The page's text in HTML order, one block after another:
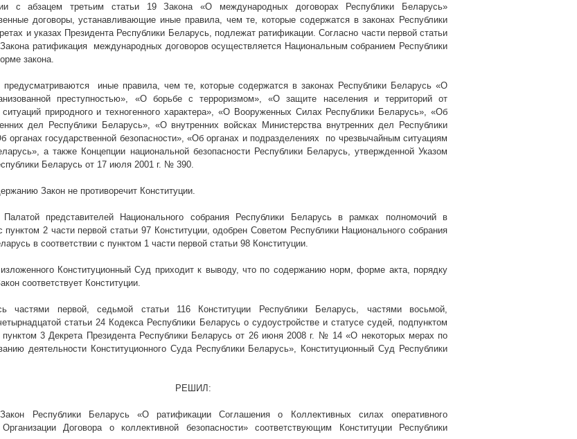
с абзацем третьим статьи 19 Закона «О международных договорах Республики Беларусь»
договоры, устанавливающие иные правила, чем те, которые содержатся в законах Республики
и указах Президента Республики Беларусь, подлежат ратификации. Согласно части первой статьи
ратификация
международных договоров осуществляется Национальным собранием Республики
закона.
иные правила, чем те, которые содержатся в законах Республики Беларусь «О
преступностью», «О борьбе с терроризмом», «О защите населения и территорий от
природного и техногенного характера», «О Вооруженных Силах Республики Беларусь», «Об
дел Республики Беларусь», «О внутренних войсках Министерства внутренних дел Республики
органах государственной безопасности», «Об органах и подразделениях
по чрезвычайным ситуациям
а также Концепции национальной безопасности Республики Беларусь, утвержденной Указом
Беларусь от 17 июля 2001 г. № 390.
Закон не противоречит Конституции.
Палатой представителей Национального собрания Республики Беларусь в рамках полномочий в
пунктом 2 части первой статьи 97 Конституции, одобрен Советом Республики Национального собрания
в соответствии с пунктом 1 части первой статьи 98 Конституции.
Конституционный Суд приходит к выводу, что по содержанию норм, форме акта, порядку
соответствует Конституции.
частями первой, седьмой статьи 116 Конституции Республики Беларусь, частями восьмой,
статьи 24 Кодекса Республики Беларусь о судоустройстве и статусе судей, подпунктом
3 Декрета Президента Республики Беларусь от 26 июня 2008 г. № 14 «О некоторых мерах по
деятельности Конституционного Суда Республики Беларусь», Конституционный Суд Республики
РЕШИЛ:
Республики Беларусь «О ратификации Соглашения о Коллективных силах оперативного
Организации Договора о коллективной безопасности» соответствующим Конституции Республики